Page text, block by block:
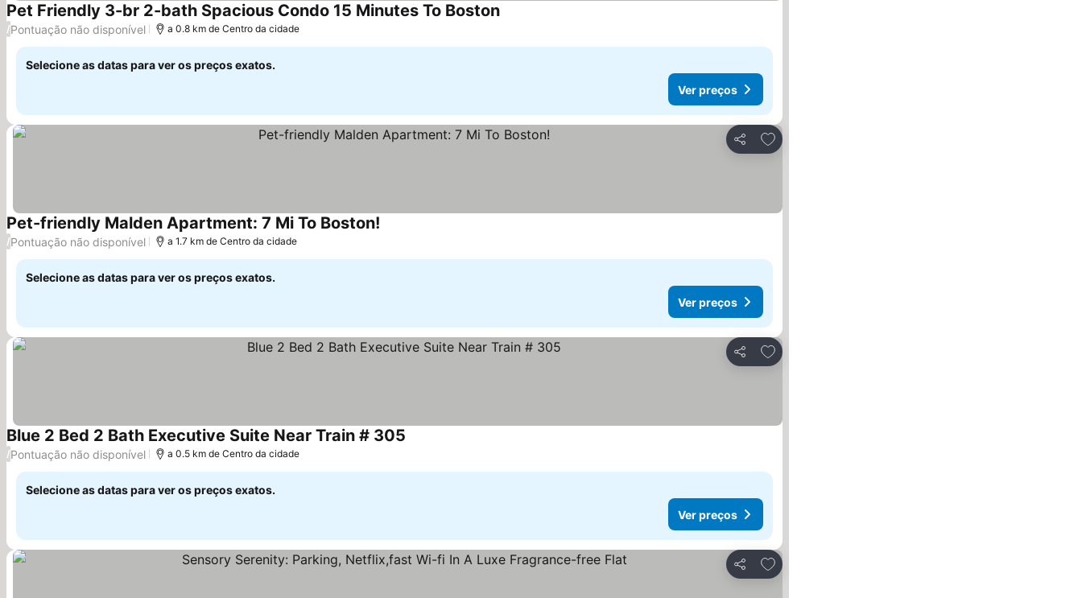
Pet Friendly 3-br 2-bath Spacious Condo 15 Minutes To BostonVer preços
/Pontuação não disponível a 0.8 km de Centro da cidade
Selecione as datas para ver os preços exatos.
Ver preços
Partilhar
Adicionar aos favoritos
Pet-friendly Malden Apartment: 7 Mi To Boston!
/Pontuação não disponível a 1.7 km de Centro da cidade
Selecione as datas para ver os preços exatos.
Ver preços
Partilhar
Adicionar aos favoritos
Blue 2 Bed 2 Bath Executive Suite Near Train # 305
/Pontuação não disponível a 0.5 km de Centro da cidade
Selecione as datas para ver os preços exatos.
Ver preços
Partilhar
Adicionar aos favoritos